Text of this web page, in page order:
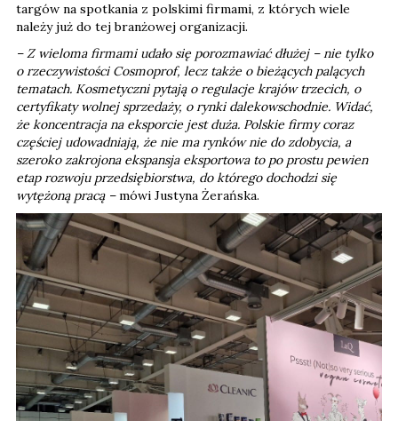
targów na spotkania z polskimi firmami, z których wiele
należy już do tej branżowej organizacji.
– Z wieloma firmami udało się porozmawiać dłużej – nie tylko
o rzeczywistości Cosmoprof, lecz także o bieżących palących
tematach. Kosmetyczni pytają o regulacje krajów trzecich, o
certyfikaty wolnej sprzedaży, o rynki dalekowschodnie. Widać,
że koncentracja na eksporcie jest duża. Polskie firmy coraz
częściej udowadniają, że nie ma rynków nie do zdobycia, a
szeroko zakrojona ekspansja eksportowa to po prostu pewien
etap rozwoju przedsiębiorstwa, do którego dochodzi się
wytężoną pracą –mówi Justyna Żerańska.